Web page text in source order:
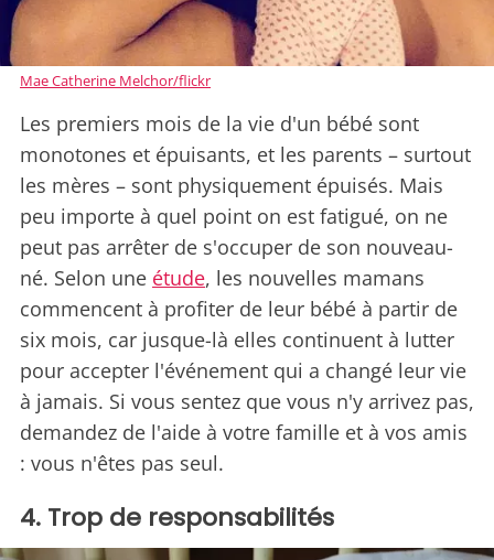
Mae Catherine Melchor/flickr
Les premiers mois de la vie d'un bébé sont
monotones et épuisants, et les parents – surtout
les mères – sont physiquement épuisés. Mais
peu importe à quel point on est fatigué, on ne
peut pas arrêter de s'occuper de son nouveau-
né. Selon une étude, les nouvelles mamans
commencent à profiter de leur bébé à partir de
six mois, car jusque-là elles continuent à lutter
pour accepter l'événement qui a changé leur vie
à jamais. Si vous sentez que vous n'y arrivez pas,
demandez de l'aide à votre famille et à vos amis
: vous n'êtes pas seul.
4. Trop de responsabilités